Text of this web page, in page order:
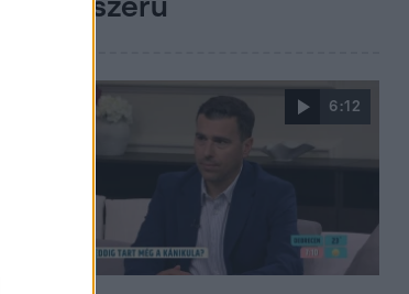
Népszerű
6:12